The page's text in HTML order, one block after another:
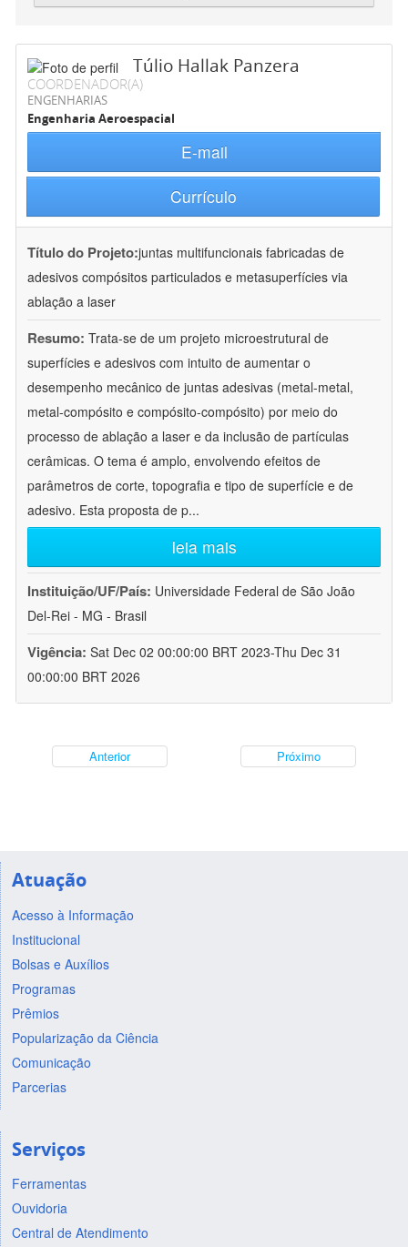
Túlio Hallak Panzera
COORDENADOR(A)
ENGENHARIAS
Engenharia Aeroespacial
E-mail
Currículo
Título do Projeto:juntas multifuncionais fabricadas de
adesivos compósitos particulados e metasuperfícies via
ablação a laser
Resumo: Trata-se de um projeto microestrutural de
superfícies e adesivos com intuito de aumentar o
desempenho mecânico de juntas adesivas (metal-metal,
metal-compósito e compósito-compósito) por meio do
processo de ablação a laser e da inclusão de partículas
cerâmicas. O tema é amplo, envolvendo efeitos de
parâmetros de corte, topografia e tipo de superfície e de
adesivo. Esta proposta de p...
leia mais
Instituição/UF/País: Universidade Federal de São João
Del-Rei - MG - Brasil
Vigência: Sat Dec 02 00:00:00 BRT 2023-Thu Dec 31
00:00:00 BRT 2026
Anterior Próximo
Atuação
Acesso à Informação
Institucional
Bolsas e Auxílios
Programas
Prêmios
Popularização da Ciência
Comunicação
Parcerias
Serviços
Ferramentas
Ouvidoria
Central de Atendimento